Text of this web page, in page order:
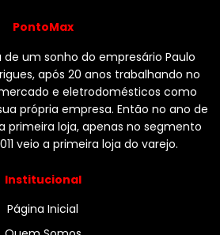
PontoMax
de um sonho do empresário Paulo
após 20 anos trabalhando no
e eletrodomésticos como
própria empresa. Então no ano de
primeira loja, apenas no segmento
veio a primeira loja do varejo.
Institucional
Página Inicial